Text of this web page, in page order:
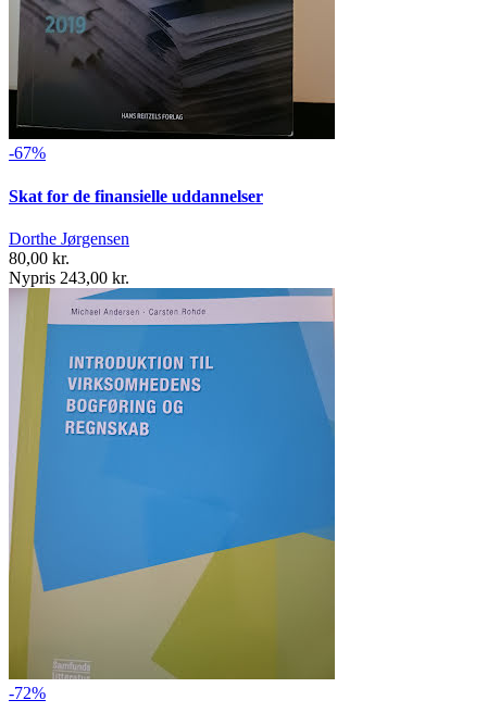
-67%
Skat for de finansielle uddannelser
Dorthe Jørgensen
80,00 kr.
Nypris 243,00 kr.
-72%